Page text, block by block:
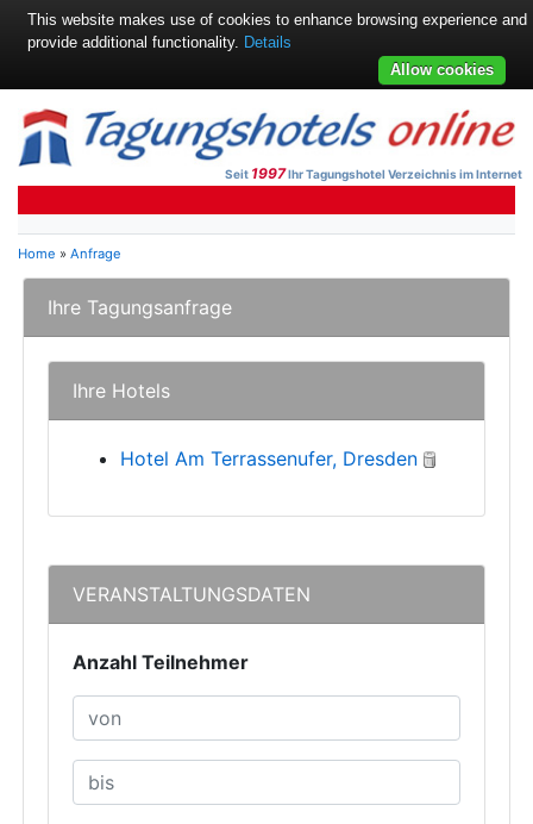
Seit 1997Ihr Tagungshotel Verzeichnis im Internet
Home » Anfrage
Ihre Tagungsanfrage
Ihre Hotels
Hotel Am Terrassenufer, Dresden
VERANSTALTUNGSDATEN
Anzahl Teilnehmer
This website makes use of cookies to enhance browsing experience and
provide additional functionality. Details
Allow cookies